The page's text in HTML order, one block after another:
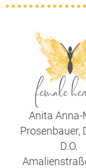
Anita Anna-
Prosenbauer,
D.O.